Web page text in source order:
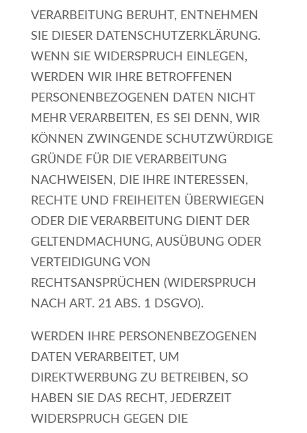
VERARBEITUNG BERUHT, ENTNEHMEN
SIE DIESER DATENSCHUTZERKLÄRUNG.
WENN SIE WIDERSPRUCH EINLEGEN,
WERDEN WIR IHRE BETROFFENEN
PERSONENBEZOGENEN DATEN NICHT
MEHR VERARBEITEN, ES SEI DENN, WIR
KÖNNEN ZWINGENDE SCHUTZWÜRDIGE
GRÜNDE FÜR DIE VERARBEITUNG
NACHWEISEN, DIE IHRE INTERESSEN,
RECHTE UND FREIHEITEN ÜBERWIEGEN
ODER DIE VERARBEITUNG DIENT DER
GELTENDMACHUNG, AUSÜBUNG ODER
VERTEIDIGUNG VON
RECHTSANSPRÜCHEN (WIDERSPRUCH
NACH ART. 21 ABS. 1 DSGVO).
WERDEN IHRE PERSONENBEZOGENEN
DATEN VERARBEITET, UM
DIREKTWERBUNG ZU BETREIBEN, SO
HABEN SIE DAS RECHT, JEDERZEIT
WIDERSPRUCH GEGEN DIE